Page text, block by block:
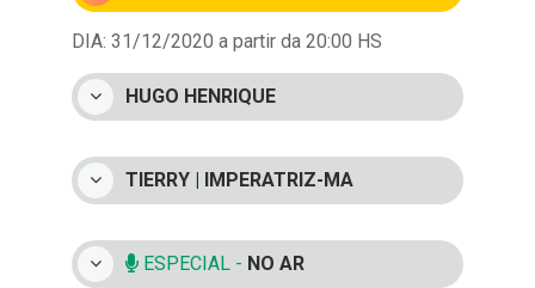
DIA: 31/12/2020 a partir da 20:00 HS
HUGO HENRIQUE
TIERRY | IMPERATRIZ-MA
ESPECIAL - NO AR